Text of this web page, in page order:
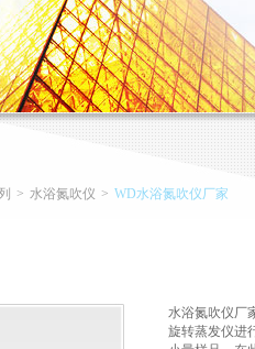
> 水浴氮吹仪 > WD水浴氮吹仪厂家
水浴氮吹仪厂
旋转蒸发仪进